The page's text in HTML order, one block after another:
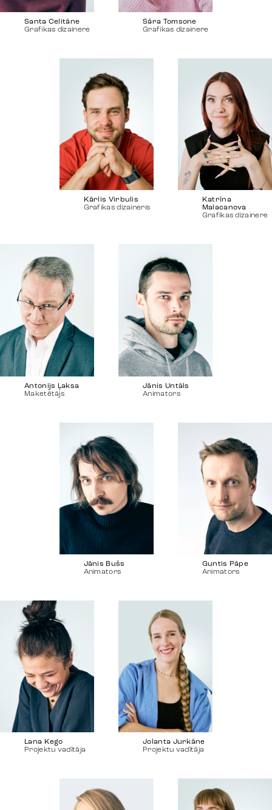
Reklāma
Identitāte
Komanda
Tendences
Santa Celitāne
Grafikas dizainere
Sāra Tomsone
Grafikas dizainere
Kārlis Virbulis
Grafikas dizaineris
Katrīna
Malacanova
Grafikas dizainere
Antonijs Ļaksa
Maketētājs
Jānis Untāls
Animators
Jānis Bušs
Animators
Guntis Pāpe
Animators
Lana Kego
Projektu vadītāja
Jolanta Jurkāne
Projektu vadītāja